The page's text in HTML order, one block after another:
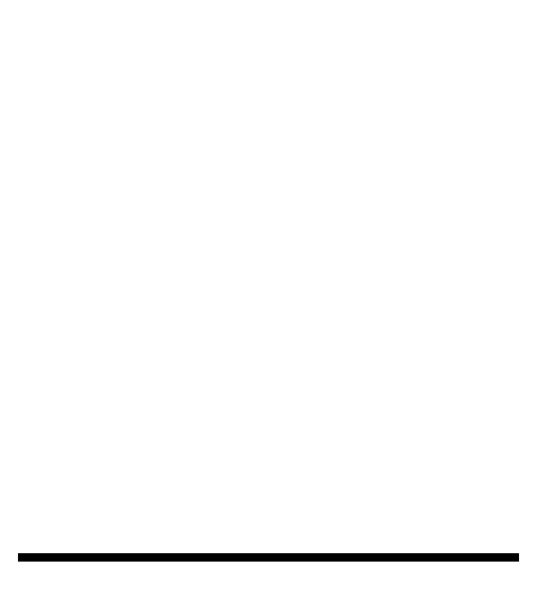
โลกยุคปัจจุบัน (Modern Life) และเขายังกล่าวด้วยว่า หนังสือ